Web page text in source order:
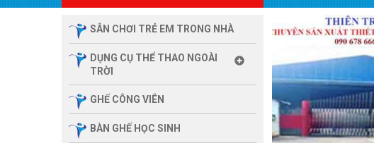
SÂN CHƠI TRẺ EM TRONG NHÀ
DỤNG CỤ THỂ THAO NGOÀI
TRỜI
GHẾ CÔNG VIÊN
BÀN GHẾ HỌC SINH